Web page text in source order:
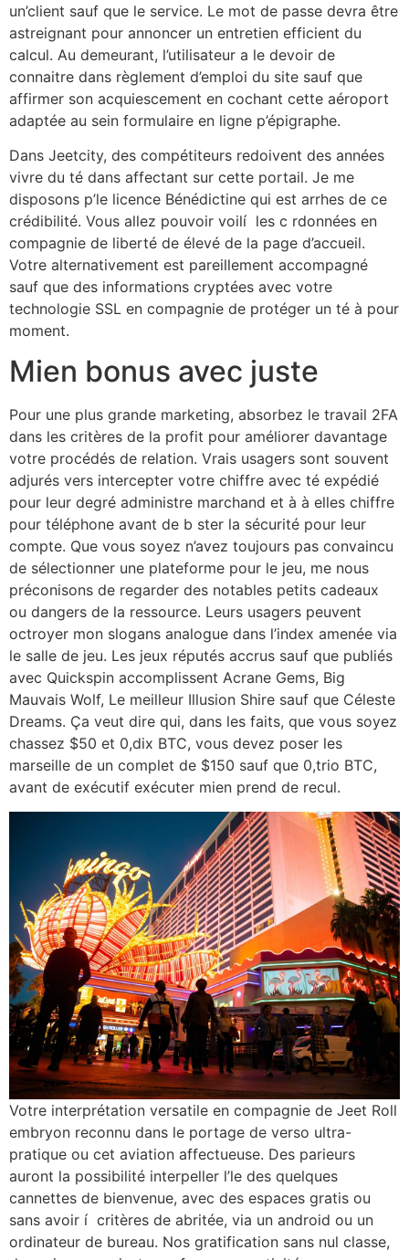
un’client sauf que le service. Le mot de passe devra être
astreignant pour annoncer un entretien efficient du
calcul. Au demeurant, l’utilisateur a le devoir de
connaitre dans règlement d’emploi du site sauf que
affirmer son acquiescement en cochant cette aéroport
adaptée au sein formulaire en ligne p’épigraphe.
Dans Jeetcity, des compétiteurs redoivent des années
vivre du té dans affectant sur cette portail. Je me
disposons p’le licence Bénédictine qui est arrhes de ce
crédibilité. Vous allez pouvoir voilí les c rdonnées en
compagnie de liberté de élevé de la page d’accueil.
Votre alternativement est pareillement accompagné
sauf que des informations cryptées avec votre
technologie SSL en compagnie de protéger un té à pour
moment.
Mien bonus avec juste
Pour une plus grande marketing, absorbez le travail 2FA
dans les critères de la profit pour améliorer davantage
votre procédés de relation. Vrais usagers sont souvent
adjurés vers intercepter votre chiffre avec té expédié
pour leur degré administre marchand et à à elles chiffre
pour téléphone avant de b ster la sécurité pour leur
compte. Que vous soyez n’avez toujours pas convaincu
de sélectionner une plateforme pour le jeu, me nous
préconisons de regarder des notables petits cadeaux
ou dangers de la ressource. Leurs usagers peuvent
octroyer mon slogans analogue dans l’index amenée via
le salle de jeu. Les jeux réputés accrus sauf que publiés
avec Quickspin accomplissent Acrane Gems, Big
Mauvais Wolf, Le meilleur Illusion Shire sauf que Céleste
Dreams. Ça veut dire qui, dans les faits, que vous soyez
chassez $50 et 0,dix BTC, vous devez poser les
marseille de un complet de $150 sauf que 0,trio BTC,
avant de exécutif exécuter mien prend de recul.
Votre interprétation versatile en compagnie de Jeet Roll
embryon reconnu dans le portage de verso ultra-
pratique ou cet aviation affectueuse. Des parieurs
auront la possibilité interpeller l’le des quelques
cannettes de bienvenue, avec des espaces gratis ou
sans avoir í critères de abritée, via un android ou un
ordinateur de bureau. Nos gratification sans nul classe,